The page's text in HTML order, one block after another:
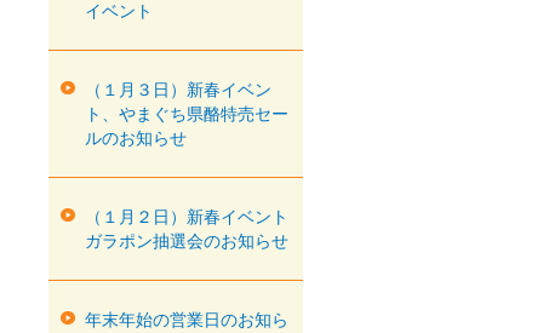
イベント
（１月３日）新春イベン
ト、やまぐち県酪特売セー
ルのお知らせ
（１月２日）新春イベント
ガラポン抽選会のお知らせ
年末年始の営業日のお知ら